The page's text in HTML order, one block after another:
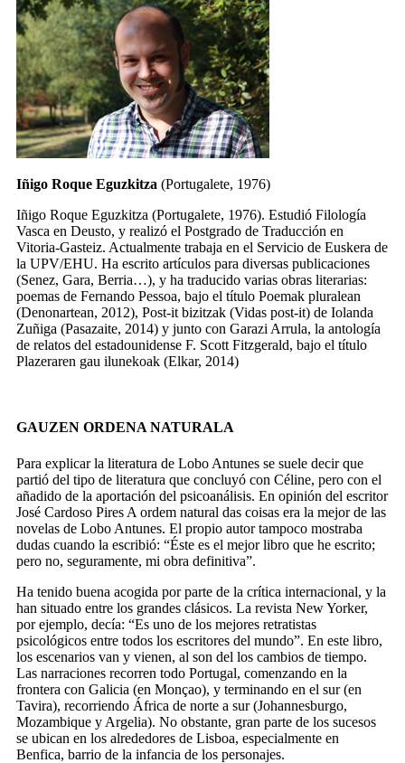
Iñigo Roque Eguzkitza (Portugalete, 1976)
Iñigo Roque Eguzkitza (Portugalete, 1976). Estudió Filología
Vasca en Deusto, y realizó el Postgrado de Traducción en
Vitoria-Gasteiz. Actualmente trabaja en el Servicio de Euskera de
la UPV/EHU. Ha escrito artículos para diversas publicaciones
(Senez, Gara, Berria…), y ha traducido varias obras literarias:
poemas de Fernando Pessoa, bajo el título Poemak pluralean
(Denonartean, 2012), Post-it bizitzak (Vidas post-it) de Iolanda
Zuñiga (Pasazaite, 2014) y junto con Garazi Arrula, la antología
de relatos del estadounidense F. Scott Fitzgerald, bajo el título
Plazeraren gau ilunekoak (Elkar, 2014)
GAUZEN ORDENA NATURALA
Para explicar la literatura de Lobo Antunes se suele decir que
partió del tipo de literatura que concluyó con Céline, pero con el
añadido de la aportación del psicoanálisis. En opinión del escritor
José Cardoso Pires A ordem natural das coisas era la mejor de las
novelas de Lobo Antunes. El propio autor tampoco mostraba
dudas cuando la escribió: “Éste es el mejor libro que he escrito;
pero no, seguramente, mi obra definitiva”.
Ha tenido buena acogida por parte de la crítica internacional, y la
han situado entre los grandes clásicos. La revista New Yorker,
por ejemplo, decía: “Es uno de los mejores retratistas
psicológicos entre todos los escritores del mundo”. En este libro,
los escenarios van y vienen, al son del los cambios de tiempo.
Las narraciones recorren todo Portugal, comenzando en la
frontera con Galicia (en Monçao), y terminando en el sur (en
Tavira), recorriendo África de norte a sur (Johannesburgo,
Mozambique y Argelia). No obstante, gran parte de los sucesos
se ubican en los alrededores de Lisboa, especialmente en
Benfica, barrio de la infancia de los personajes.